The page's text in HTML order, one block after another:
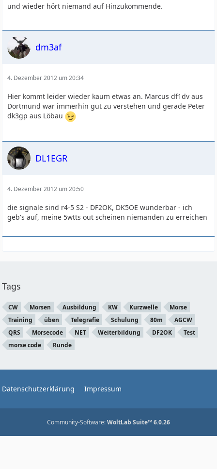
und wieder hört niemand auf Hinzukommende.
dm3af
4. Dezember 2012 um 20:34
Hier kommt leider wieder kaum etwas an. Marcus df1dv aus
Dortmund war immerhin gut zu verstehen und gerade Peter
dk3gp aus Löbau
DL1EGR
4. Dezember 2012 um 20:50
die signale sind r4-5 S2 - DF2OK, DK5OE wunderbar - ich
geb's auf, meine 5wtts out scheinen niemanden zu erreichen
Tags
CW Morsen Ausbildung KW Kurzwelle
Morse
Training
üben Telegrafie Schulung 80m
AGCW
QRS
Morsecode NET Weiterbildung DF2OK
Test
morse code
Runde
Datenschutzerklärung Impressum
Community-Software:WoltLab Suite™ 6.0.26